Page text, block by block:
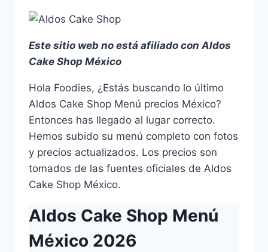
Este sitio web no está afiliado con Aldos
Cake Shop México
Hola Foodies, ¿Estás buscando lo último
Aldos Cake Shop Menú precios México?
Entonces has llegado al lugar correcto.
Hemos subido su menú completo con fotos
y precios actualizados. Los precios son
tomados de las fuentes oficiales de Aldos
Cake Shop México.
Aldos Cake Shop Menú
México 2026